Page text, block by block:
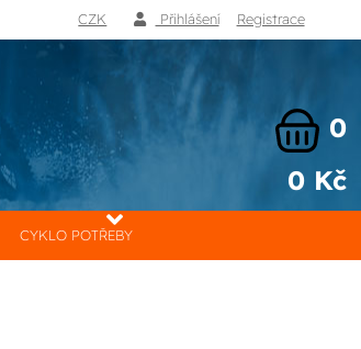
CZK Přihlášení Registrace
0
0 Kč
CYKLO POTŘEBY